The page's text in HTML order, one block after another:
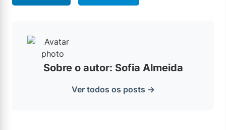
Sobre o autor: Sofia Almeida
Ver todos os posts →